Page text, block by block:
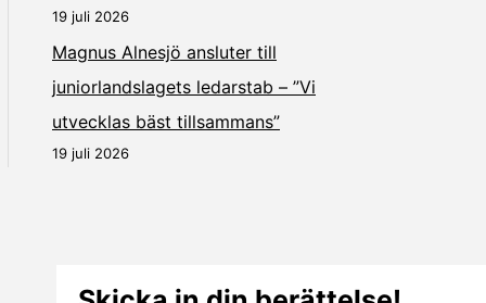
19 juli 2026
Magnus Alnesjö ansluter till
juniorlandslagets ledarstab – ”Vi
utvecklas bäst tillsammans”
19 juli 2026